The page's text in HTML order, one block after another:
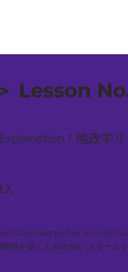
Lesson
/ 地政学
a business partner and start
係を築くための短いスモール